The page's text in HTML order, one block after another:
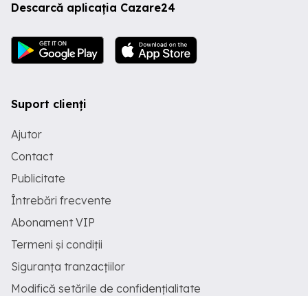
Descarcă aplicația Cazare24
Suport clienți
Ajutor
Contact
Publicitate
Întrebări frecvente
Abonament VIP
Termeni și condiții
Siguranța tranzacțiilor
Modifică setările de confidențialitate